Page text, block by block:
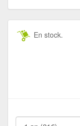
En stock.